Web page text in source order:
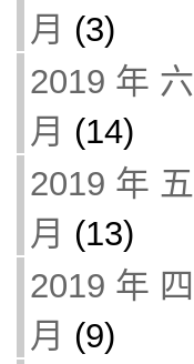
月 (3)
2019 年 六
月 (14)
2019 年 五
月 (13)
2019 年 四
月 (9)